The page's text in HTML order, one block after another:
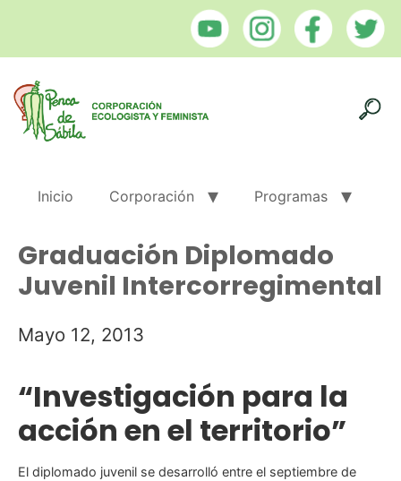
Inicio Corporación Programas
Graduación Diplomado
Juvenil Intercorregimental
Mayo 12, 2013
“Investigación para la
acción en el territorio”
El diplomado juvenil se desarrolló entre el septiembre de